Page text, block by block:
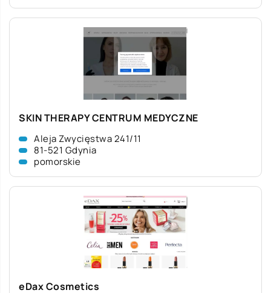
SKIN THERAPY CENTRUM MEDYCZNE
Aleja Zwycięstwa 241/11
81-521 Gdynia
pomorskie
eDax Cosmetics